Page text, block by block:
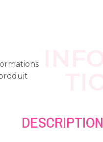
DESCRIPTION